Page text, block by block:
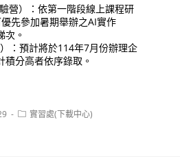
營）：依第一階段線上課程研
先參加暑期舉辦之AI實作
次。
：預計將於114年7月份辦理企
分高者依序錄取。
Post實習處(下載中心)